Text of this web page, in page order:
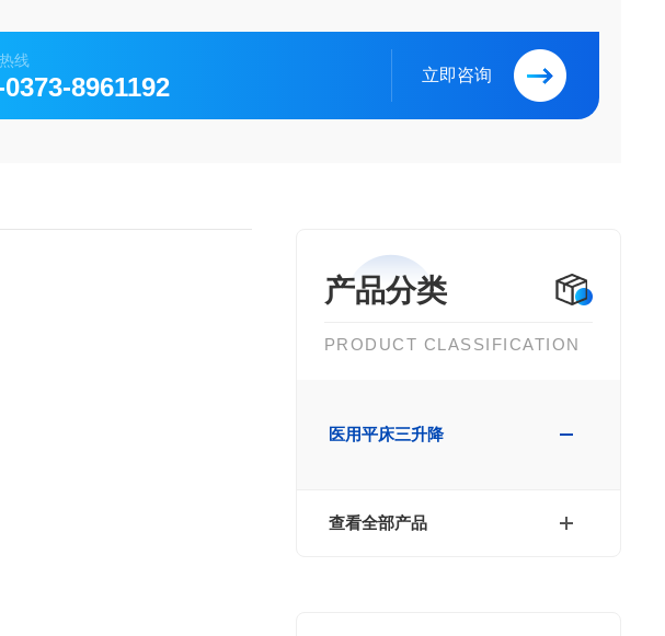
线
8961192 立即咨询
产品分类
PRODUCT CLASSIFICATION
医用平床三升降
查看全部产品